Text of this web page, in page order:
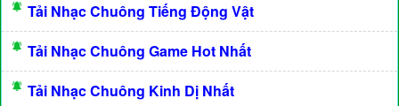
Tải Nhạc Chuông Tiếng Động Vật
Tải Nhạc Chuông Game Hot Nhất
Tải Nhạc Chuông Kinh Dị Nhất